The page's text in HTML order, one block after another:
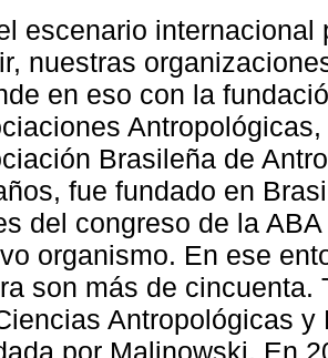
escenario
nuestras
en eso con la
Brasileña de
fue fundado en
del congreso de la
organismo. En ese
son más de cincuenta.
Antropológicas
por Malinowski. En